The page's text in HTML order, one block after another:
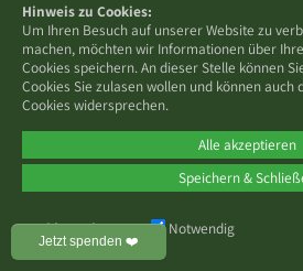
Alle akzeptieren
Speichern &
Hinweis zu Cookies:
Um Ihren Besuch auf unserer Website zu
machen, möchten wir Informationen über
Cookies speichern. An dieser Stelle können
Cookies Sie zulasen wollen und können auch
Cookies widersprechen.
Cookies zulassen: Notwendig
Yvonne: Stehe zu dir so
wenn du dich
Jetzt spenden ❤️